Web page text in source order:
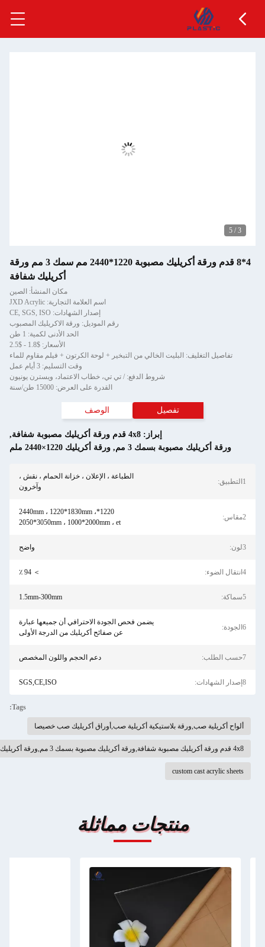
4*8 قدم ورقة أكريليك مصبوبة 1220*2440 مم سمك 3 مم ورقة
أكريليك شفافة
مكان المنشأ: الصين
اسم العلامة التجارية: JXD Acrylic
رقم الموديل: ورقة الاكريليك المصبوب
البليت الخالي من التبخير + لوحة الكرتون + فيلم مقاوم للماء
شروط الدفع: / تي تي، خطاب الاعتماد، ويسترن يونيون
القدرة على العرض: 15000 طن/سنة
الوصف
,
مصبوبة بسمك 3 مم
,ورقة أكريليك 1220×2440 ملم
الطباعة ، الإعلان ، خزانة الحمام ، نقش ،
1220*2440mm ، 1220*1830mm ،
2050*3050mm ، 1000*2000mm ، et
يضمن فحص الجودة الاحترافي أن جميعها عبارة
عن صفائح أكريليك من الدرجة الأولى
دعم الحجم واللون المخصص
صب,ورقة بلاستيكية أكريلية صب,أوراق أكريليك صب خصيصا
custom cast
منتجات مماثلة